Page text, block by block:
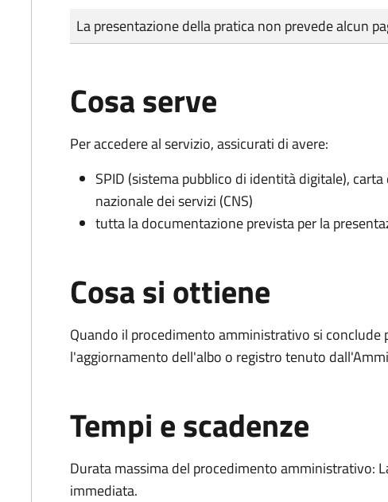
Tipo di pagamento
Importo
La presentazione della pratica non prevede alcun
Cosa serve
Per accedere al servizio, assicurati di avere:
SPID (sistema pubblico di identità digitale),
nazionale dei servizi (CNS)
tutta la documentazione prevista per la
Cosa si ottiene
Quando il procedimento amministrativo si
l'aggiornamento dell'albo o registro tenuto
Tempi e scadenze
Durata massima del procedimento amministrativo:
immediata.